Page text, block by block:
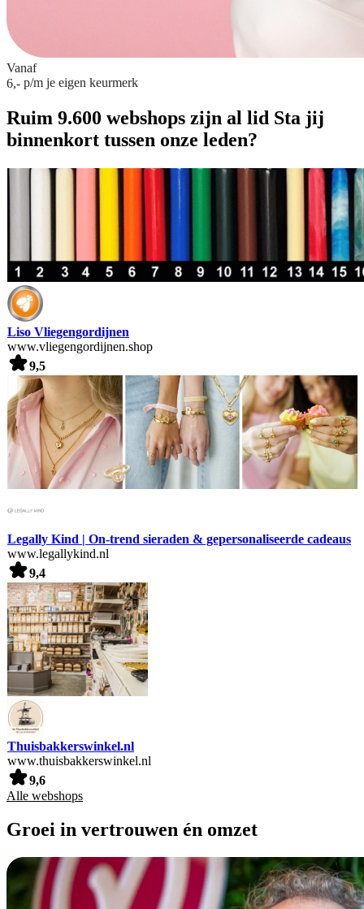
Vanaf
6,- p/m je eigen keurmerk
Ruim 9.600 webshops zijn al lid Sta jij
binnenkort tussen onze leden?
Liso Vliegengordijnen
www.vliegengordijnen.shop
9,5
Legally Kind | On-trend sieraden & gepersonaliseerde cadeaus
www.legallykind.nl
9,4
Thuisbakkerswinkel.nl
www.thuisbakkerswinkel.nl
9,6
Alle webshops
Groei in vertrouwen én omzet